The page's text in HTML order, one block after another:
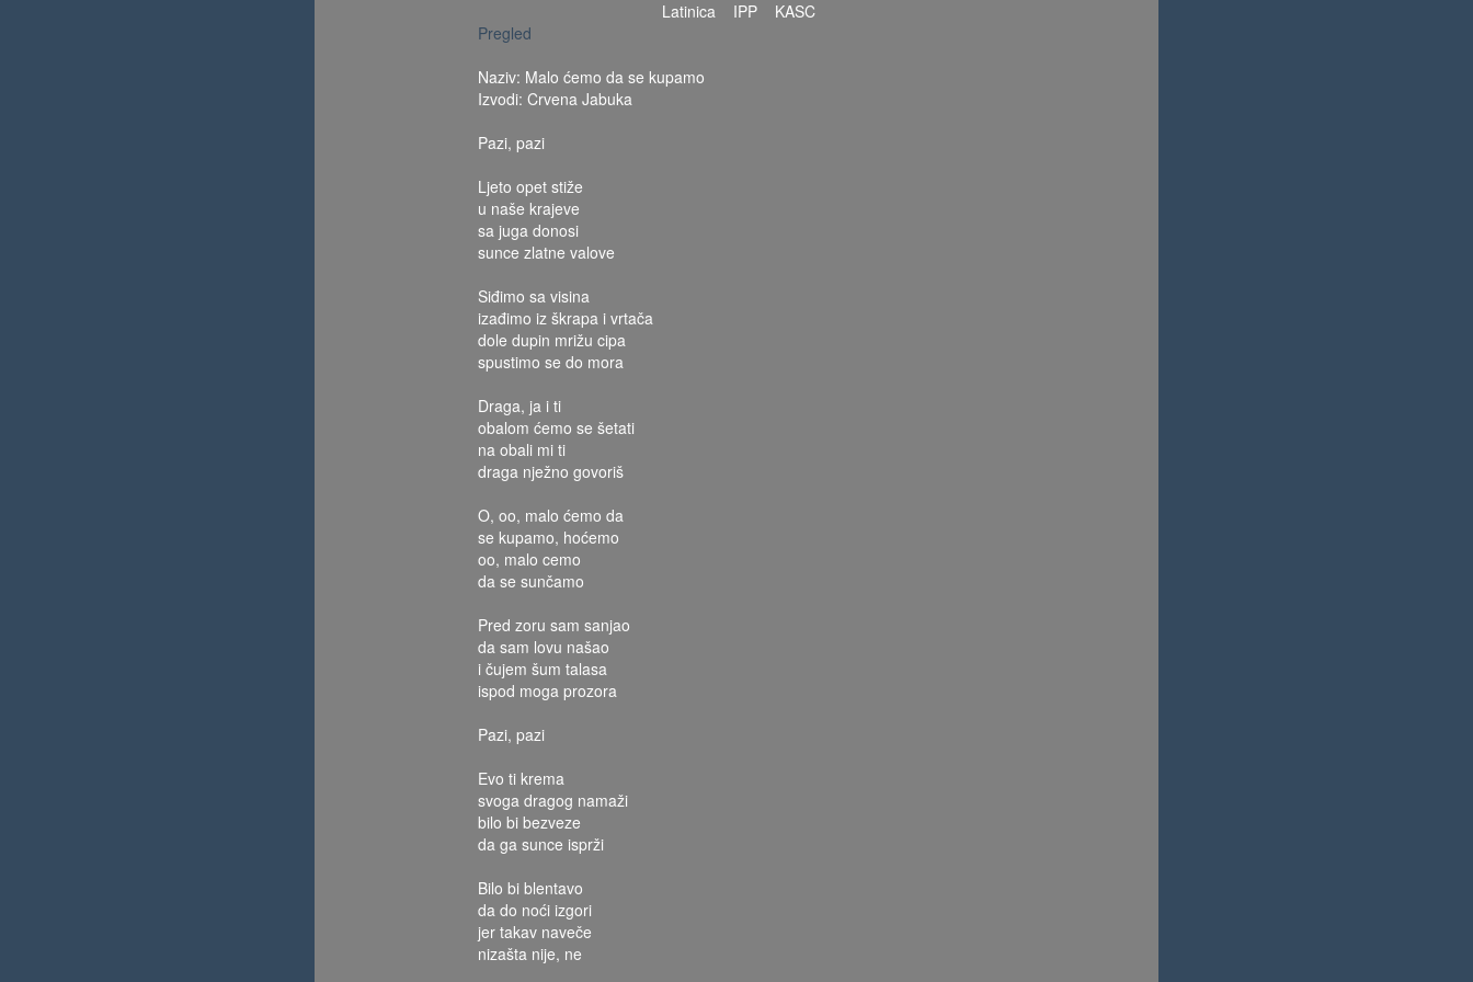
Latinica IPP
KASC
Pregled
Naziv: Malo ćemo da se kupamo
Izvodi: Crvena Jabuka
Pazi, pazi
Ljeto opet stiže
u naše krajeve
sa juga donosi
sunce zlatne valove
Siđimo sa visina
izađimo iz škrapa i vrtača
dole dupin mrižu cipa
spustimo se do mora
Draga, ja i ti
obalom ćemo se šetati
na obali mi ti
draga nježno govoriš
O, oo, malo ćemo da
se kupamo, hoćemo
oo, malo cemo
da se sunčamo
Pred zoru sam sanjao
da sam lovu našao
i čujem šum talasa
ispod moga prozora
Pazi, pazi
Evo ti krema
svoga dragog namaži
bilo bi bezveze
da ga sunce isprži
Bilo bi blentavo
da do noći izgori
jer takav naveče
nizašta nije, ne